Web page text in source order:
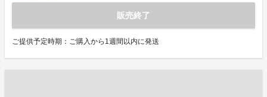
販売終了
ご提供予定時期：ご購入から1週間以内に発送